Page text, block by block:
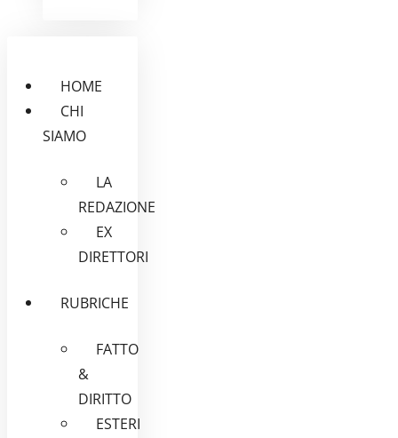
HOME
CHI
SIAMO
LA
REDAZIONE
EX
DIRETTORI
RUBRICHE
FATTO
&
DIRITTO
ESTERI